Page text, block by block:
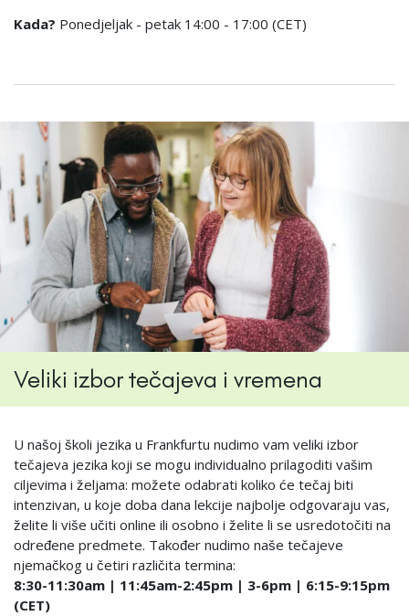
Kada? Ponedjeljak - petak 14:00 - 17:00 (CET)
Veliki izbor tečajeva i vremena
U našoj školi jezika u Frankfurtu nudimo vam veliki izbor
tečajeva jezika koji se mogu individualno prilagoditi vašim
ciljevima i željama: možete odabrati koliko će tečaj biti
intenzivan, u koje doba dana lekcije najbolje odgovaraju vas,
želite li više učiti online ili osobno i želite li se usredotočiti na
određene predmete. Također nudimo naše tečajeve
njemačkog u četiri različita termina:
8:30-11:30am | 11:45am-2:45pm | 3-6pm | 6:15-9:15pm
(CET)